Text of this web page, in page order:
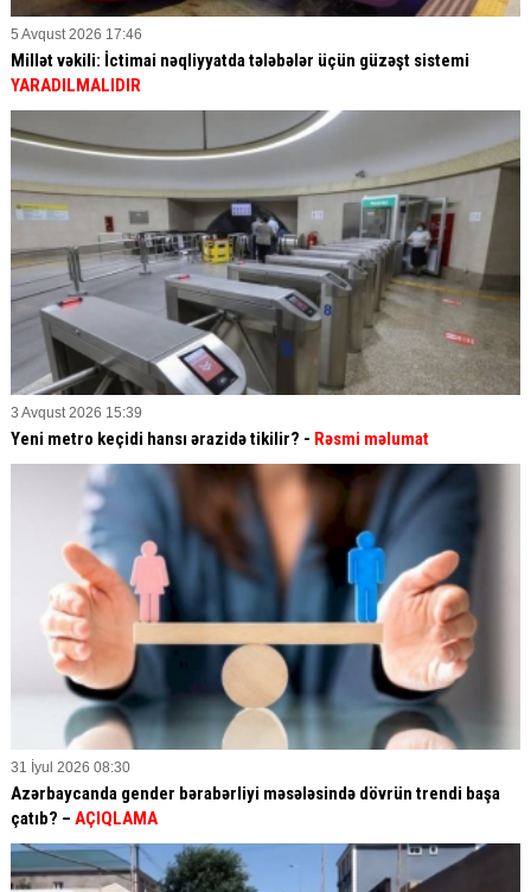
5 Avqust 2026 17:46
Millət vəkili: İctimai nəqliyyatda tələbələr üçün güzəşt sistemi
YARADILMALIDIR
3 Avqust 2026 15:39
Yeni metro keçidi hansı ərazidə tikilir? - Rəsmi məlumat
31 İyul 2026 08:30
Azərbaycanda gender bərabərliyi məsələsində dövrün trendi başa
çatıb? – AÇIQLAMA